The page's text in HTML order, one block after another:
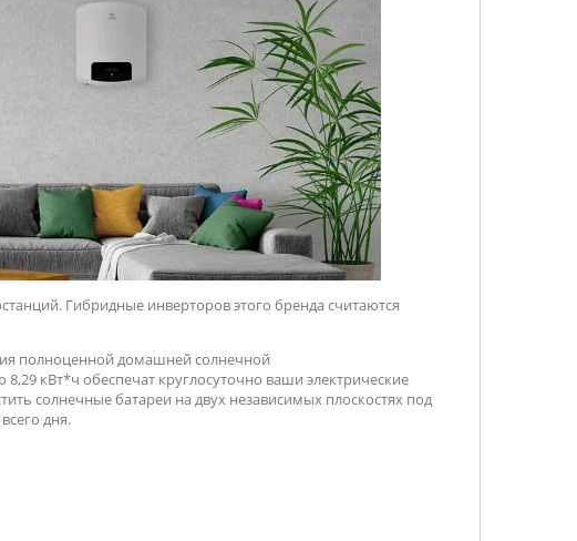
Гибридные инверторов этого бренда считаются
полноценной домашней солнечной
кВт*ч обеспечат круглосуточно ваши электрические
солнечные батареи на двух независимых плоскостях под
дня.